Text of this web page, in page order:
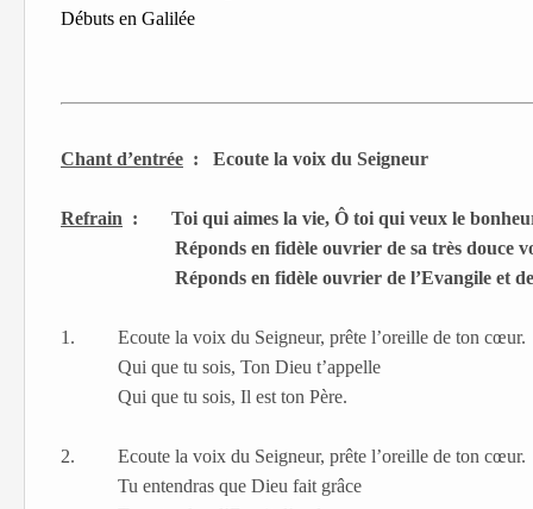
Débuts en Galilée
Chant d’entrée : Ecoute la voix du Seigneur
Refrain :
Toi qui aimes la vie, Ô toi qui veux le
Réponds en fidèle ouvrier de sa très douce
Réponds en fidèle ouvrier de l’Evangile et
1.
Ecoute la voix du Seigneur, prête l’oreille de ton cœur.
Qui que tu sois, Ton Dieu t’appelle
Qui que tu sois, Il est ton Père.
2.
Ecoute la voix du Seigneur, prête l’oreille de ton cœur.
Tu entendras que Dieu fait grâce